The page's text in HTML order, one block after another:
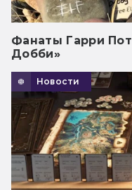
Фанаты Гарри
Добби»
Новости